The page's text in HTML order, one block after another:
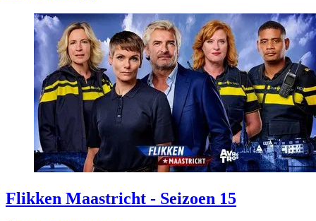
Flikken Maastricht - Seizoen 15